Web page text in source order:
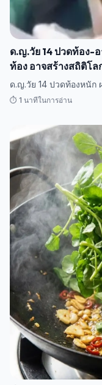
ด.ญ.วัย 14 ปวดท้อง-
ท้อง อาจสร้างสถิติโล
ด.ญ.วัย 14 ปวดท้องหนัก
⏱️ 1 นาทีในการอ่าน